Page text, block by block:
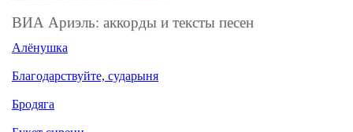
ВИА Ариэль: аккорды и тексты песен
Алёнушка
Благодарствуйте, сударыня
Бродяга